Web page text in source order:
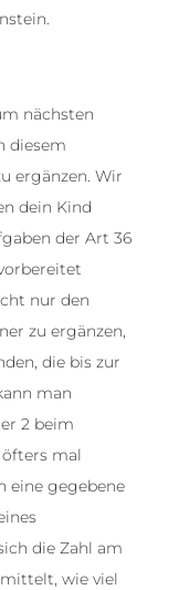
nächsten
diesem
ergänzen. Wir
dein Kind
der Art 36
nur den
zu ergänzen,
die bis zur
man
2 beim
öfters mal
eine gegebene
die Zahl am
wie viel